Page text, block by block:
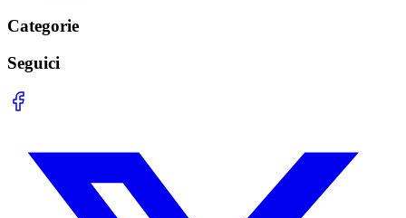
Categorie
Seguici